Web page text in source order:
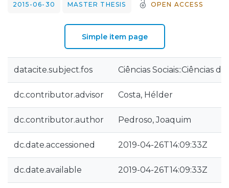
2015-06-30 MASTER THESIS OPEN ACCESS
Simple item page
datacite.subject.fos Ciências Sociais::Ciências
dc.contributor.advisor Costa, Hélder
dc.contributor.author Pedroso, Joaquim
dc.date.accessioned 2019-04-26T14:09:33Z
dc.date.available 2019-04-26T14:09:33Z